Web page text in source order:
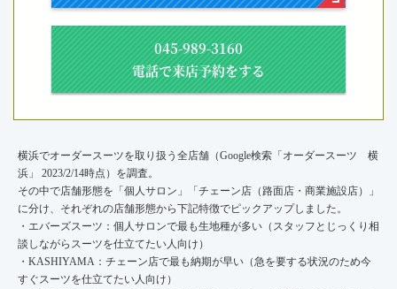
045-989-3160
電話で来店予約をする
横浜でオーダースーツを取り扱う全店舗（Google検索「オーダースーツ 横
浜」 2023/2/14時点）を調査。
その中で店舗形態を「個人サロン」「チェーン店（路面店・商業施設店）」
に分け、それぞれの店舗形態から下記特徴でピックアップしました。
・エバーズスーツ：個人サロンで最も生地種が多い（スタッフとじっくり相
談しながらスーツを仕立てたい人向け）
・KASHIYAMA：チェーン店で最も納期が早い（急を要する状況のため今
すぐスーツを仕立てたい人向け）